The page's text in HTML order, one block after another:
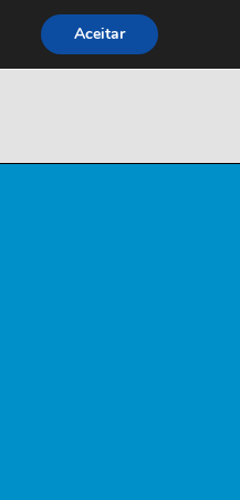
Aceitar